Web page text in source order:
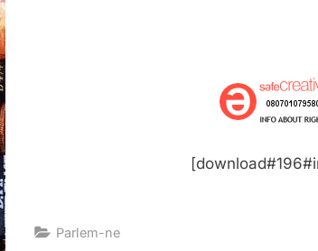
Parlem-ne